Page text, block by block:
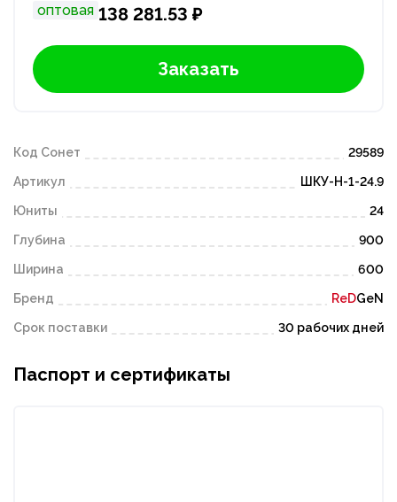
оптовая 138 281.53 ₽
Заказать
Код Сонет 29589
Артикул ШКУ-Н-1-24.9
Юниты 24
Глубина 900
Ширина 600
Бренд ReDGeN
Срок поставки 30 рабочих дней
Паспорт и сертификаты